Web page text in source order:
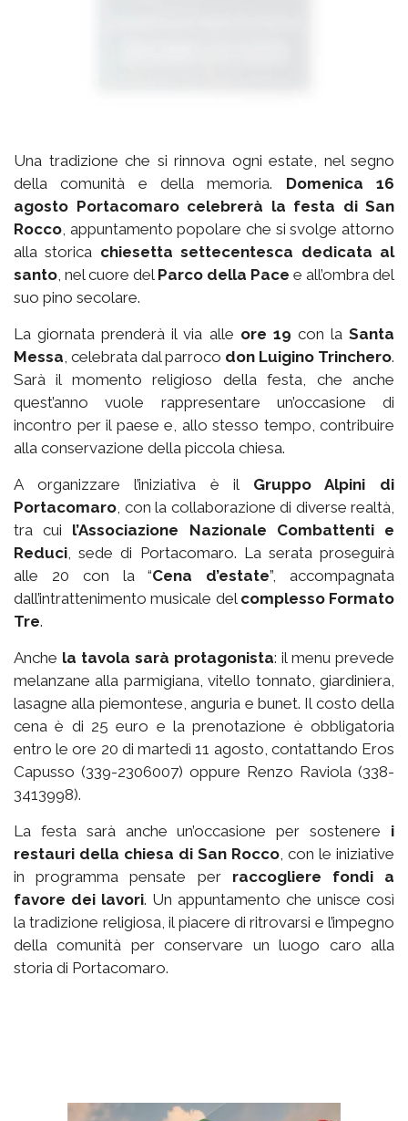
Una tradizione che si rinnova ogni estate, nel segno
della comunità e della memoria. Domenica 16
agosto Portacomaro celebrerà la festa di San
Rocco, appuntamento popolare che si svolge attorno
alla storica chiesetta settecentesca dedicata al
santo, nel cuore del Parco della Pace e all’ombra del
suo pino secolare.
La giornata prenderà il via alle ore 19 con laSanta
Messa, celebrata dal parroco don Luigino Trinchero.
Sarà il momento religioso della festa, che anche
quest’anno vuole rappresentare un’occasione di
incontro per il paese e, allo stesso tempo, contribuire
alla conservazione della piccola chiesa.
A organizzare l’iniziativa è il Gruppo Alpini di
Portacomaro, con la collaborazione di diverse realtà,
tra cui l’Associazione Nazionale Combattenti e
Reduci, sede di Portacomaro. La serata proseguirà
alle 20 con la “Cena d’estate”, accompagnata
dall’intrattenimento musicale del complesso Formato
Tre.
Anche la tavola sarà protagonista: il menu prevede
melanzane alla parmigiana, vitello tonnato, giardiniera,
lasagne alla piemontese, anguria e bunet. Il costo della
cena è di 25 euro e la prenotazione è obbligatoria
entro le ore 20 di martedì 11 agosto, contattando Eros
Capusso (339-2306007) oppure Renzo Raviola (338-
3413998).
La festa sarà anche un’occasione per sostenere i
restauri della chiesa di San Rocco, con le iniziative
in programma pensate per raccogliere fondi a
favore dei lavori. Un appuntamento che unisce così
la tradizione religiosa, il piacere di ritrovarsi e l’impegno
della comunità per conservare un luogo caro alla
storia di Portacomaro.